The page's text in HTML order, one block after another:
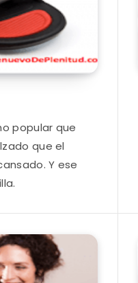
popular que
que el
Y ese